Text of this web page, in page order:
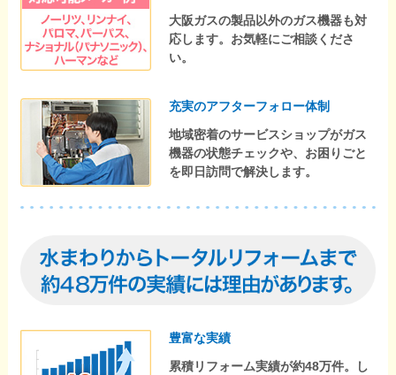
大阪ガスの製品以外のガス機器も対
応します。お気軽にご相談くださ
い。
充実のアフターフォロー体制
地域密着のサービスショップがガス
機器の状態チェックや、お困りごと
を即日訪問で解決します。
豊富な実績
累積リフォーム実績が約48万件。し